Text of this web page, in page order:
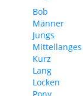
Bob
Männer
Jungs
Mittellanges
Kurz
Lang
Locken